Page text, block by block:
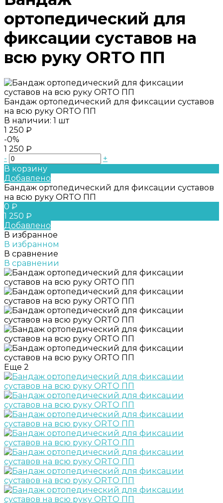
ортопедический для
фиксации суставов на
всю руку ORTO ПП
Бандаж ортопедический для фиксации суставов
на всю руку ORTO ПП
В наличии: 1 шт
1 250 ₽
-0%
1 250 ₽
-
+
В корзину
Добавлено
Бандаж ортопедический для фиксации суставов
на всю руку ORTO ПП
0 ₽
1 250 ₽
Добавлено
В избранное
В избранном
В сравнение
В сравнении
Еще 2